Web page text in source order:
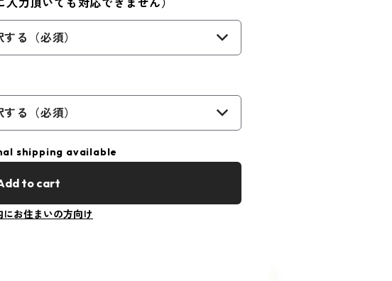
する（必須）
する（必須）
shipping available
to cart
にお住まいの方向け